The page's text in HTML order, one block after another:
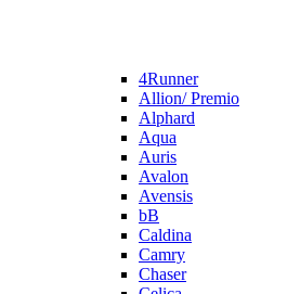
4Runner
Allion/ Premio
Alphard
Aqua
Auris
Avalon
Avensis
bB
Caldina
Camry
Chaser